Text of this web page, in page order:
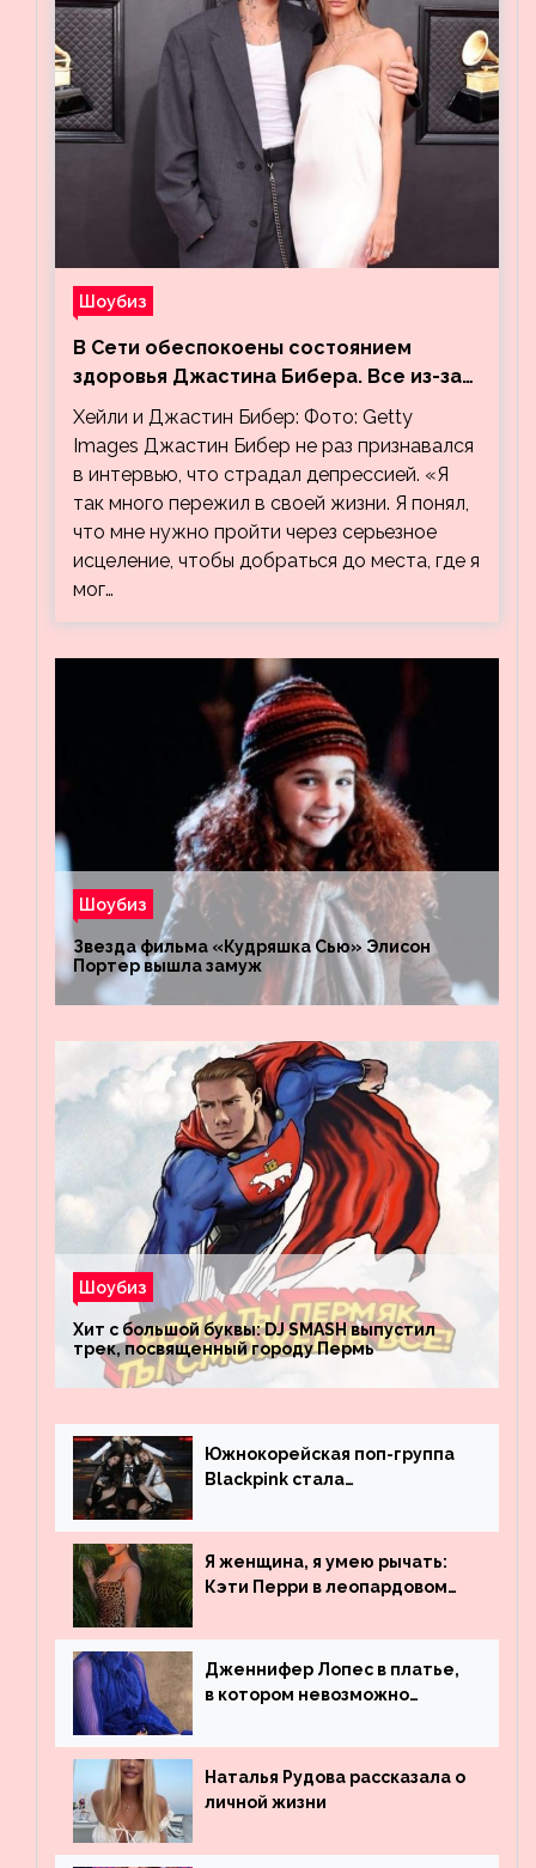
Шоубиз
В Сети обеспокоены состоянием
здоровья Джастина Бибера. Все из-за
видео, на котором его успокаивает
Хейли
Хейли и Джастин Бибер: Фото: Getty
Images Джастин Бибер не раз признавался
в интервью, что страдал депрессией. «Я
так много пережил в своей жизни. Я понял,
что мне нужно пройти через серьезное
исцеление, чтобы добраться до места, где я
мог…
Шоубиз
Звезда фильма «Кудряшка Сью» Элисон
Портер вышла замуж
Шоубиз
Хит с большой буквы: DJ SMASH выпустил
трек, посвященный городу Пермь
Южнокорейская поп-группа
Blackpink стала
просмотрам на YouTube. Они
обогнали даже Джастина
Бибера
Я женщина, я умею рычать:
Кэти Перри в леопардовом
Дженнифер Лопес в платье,
в котором невозможно
Наталья Рудова рассказала о
личной жизни